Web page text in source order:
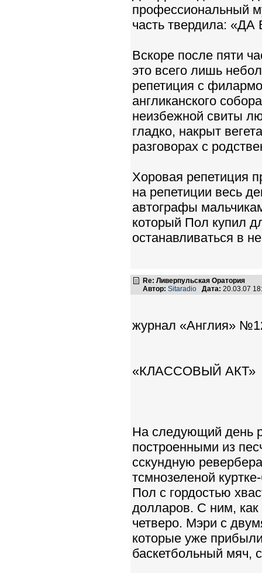
профессиональный
часть твердила:
Вскоре после пяти
это всего лишь
репетиция с
англиканского
неизбежной свиты
гладко, накрыт
разговорах с
Хоровая репетиция
на репетиции весь
автографы
который Пол купил
останавливаться в
Re: Ливерпульская Оратория
Автор: Sitaradio Дата: 20.03.07
журнал «Англия»
«КЛАССОВЫЙ АКТ»
На следующий день
построенными из
сскундную
тсмнозеленой
Пол с гордостью
долларов. С ним, как
четверо. Мэри с
которые уже
баскетбольный мяч,